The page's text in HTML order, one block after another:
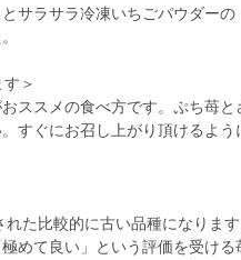
サラサラ冷凍いちごパウダーの
＞
ススメの食べ方です。ぷち苺と
すぐにお召し上がり頂けるよ
た比較的に古い品種になりま
めて良い」という評価を受ける